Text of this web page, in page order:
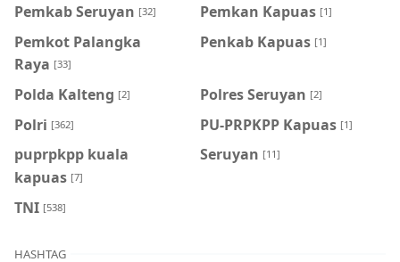
Pemkab Seruyan [32] Pemkan Kapuas [1]
Pemkot Palangka
Raya [33]
Penkab Kapuas [1]
Polda Kalteng [2] Polres Seruyan [2]
Polri [362] PU-PRPKPP Kapuas [1]
puprpkpp kuala
kapuas [7]
Seruyan [11]
TNI [538]
HASHTAG